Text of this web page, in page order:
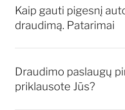
Kaip gauti pigesnį
draudimą. Patarimai
Draudimo paslaugų
priklausote Jūs?